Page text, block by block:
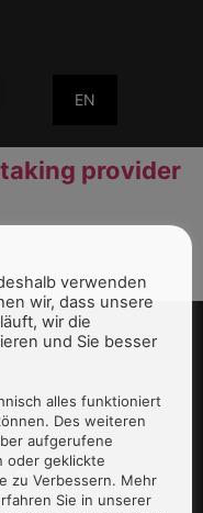
EN
provider
verwenden
wir, dass unsere
wir die
und Sie besser
alles funktioniert
Des weiteren
aufgerufene
oder geklickte
zu Verbessern. Mehr
Sie in unserer